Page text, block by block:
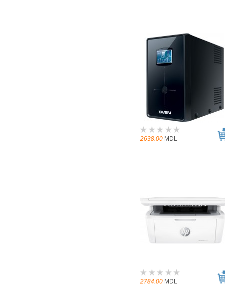
2638.00 MDL
2784.00 MDL